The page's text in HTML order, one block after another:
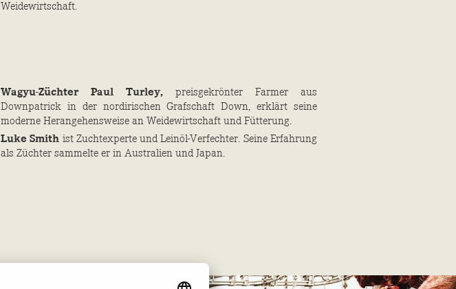
Weidewirtschaft.
Wagyu-Züchter Paul Turley, preisgekrönter Farmer aus
Downpatrick in der nordirischen Grafschaft Down, erklärt seine
moderne Herangehensweise an Weidewirtschaft und Fütterung.
Luke Smith ist Zuchtexperte und Leinöl-Verfechter. Seine Erfahrung
als Züchter sammelte er in Australien und Japan.